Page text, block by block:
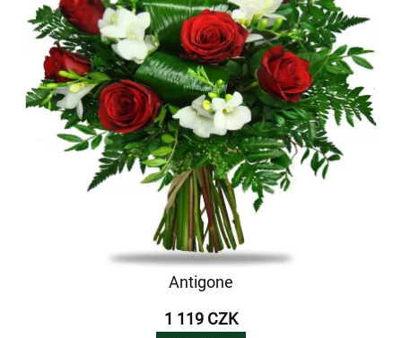
Antigone
1 119 CZK